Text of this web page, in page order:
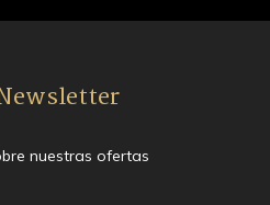
nuestras ofertas